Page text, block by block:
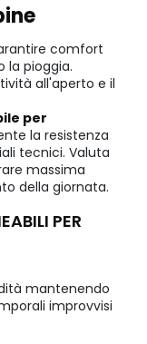
comfort
la pioggia.
all'aperto e il
per
la resistenza
tecnici. Valuta
massima
della giornata.
PER
mantenendo
improvvisi